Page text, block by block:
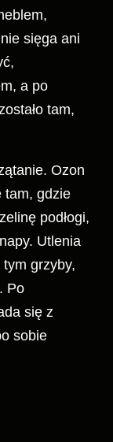
sięga ani
a po
tam,
Ozon
tam, gdzie
podłogi,
Utlenia
grzyby,
Po
się z
sobie